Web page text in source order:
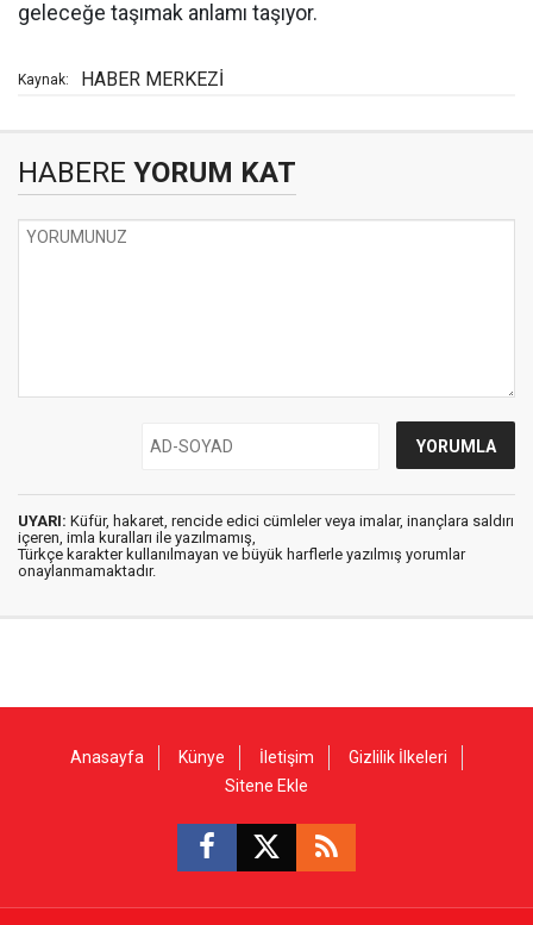
geleceğe taşımak anlamı taşıyor.
Kaynak: HABER MERKEZİ
HABERE YORUM KAT
UYARI: Küfür, hakaret, rencide edici cümleler veya imalar, inançlara saldırı
içeren, imla kuralları ile yazılmamış,
Türkçe karakter kullanılmayan ve büyük harflerle yazılmış yorumlar
onaylanmamaktadır.
Anasayfa Künye İletişim
Gizlilik İlkeleri
Sitene Ekle